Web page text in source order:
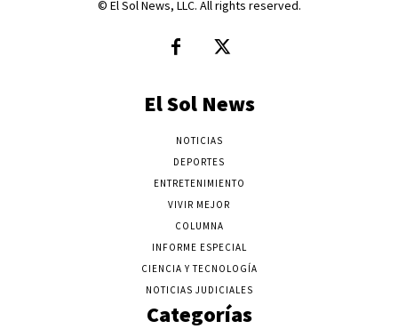
© El Sol News, LLC. All rights reserved.
El Sol News
NOTICIAS
DEPORTES
ENTRETENIMIENTO
VIVIR MEJOR
COLUMNA
INFORME ESPECIAL
CIENCIA Y TECNOLOGÍA
NOTICIAS JUDICIALES
Categorías